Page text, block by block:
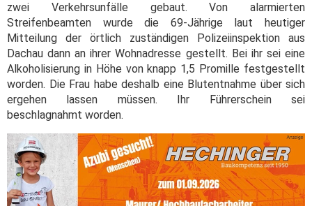
zwei Verkehrsunfälle gebaut. Von alarmierten
Streifenbeamten wurde die 69-Jährige laut heutiger
Mitteilung der örtlich zuständigen Polizeiinspektion aus
Dachau dann an ihrer Wohnadresse gestellt. Bei ihr sei eine
Alkoholisierung in Höhe von knapp 1,5 Promille festgestellt
worden. Die Frau habe deshalb eine Blutentnahme über sich
ergehen lassen müssen. Ihr Führerschein sei
beschlagnahmt worden.